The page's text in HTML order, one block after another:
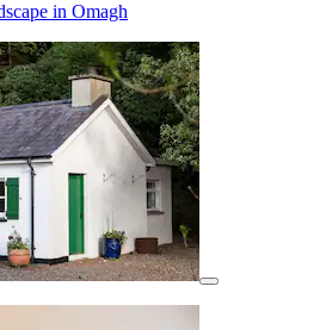
in Omagh